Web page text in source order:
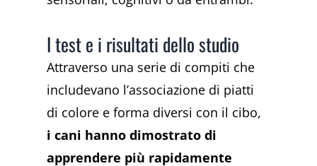
I test e i risultati dello studio
Attraverso una serie di compiti che
includevano l’associazione di piatti
di colore e forma diversi con il cibo,
i cani hanno dimostrato di
apprendere più rapidamente